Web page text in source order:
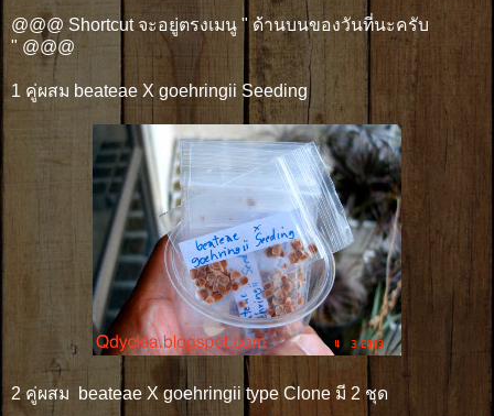
@@@ Shortcut จะอยู่ตรงเมนู " ด้านบนของวันที่นะครับ
" @@@
1 คู่ผสม beateae X goehringii Seeding
2 คู่ผสม beateae X goehringii type Clone มี 2 ชุด